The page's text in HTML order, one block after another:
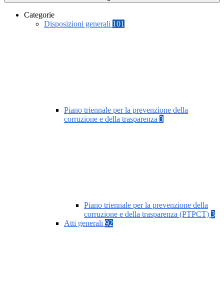
Categorie
Disposizioni generali 101
Piano triennale per la prevenzione della
corruzione e della trasparenza 3
Piano triennale per la prevenzione della
corruzione e della trasparenza (PTPCT) 3
Atti generali 92